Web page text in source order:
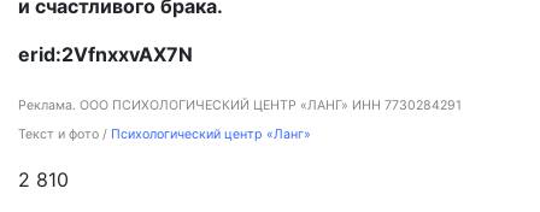
и счастливого брака.
erid:2VfnxxvAX7N
Реклама. ООО ПСИХОЛОГИЧЕСКИЙ ЦЕНТР «ЛАНГ» ИНН 7730284291
Текст и фото / Психологический центр «Ланг»
2 810